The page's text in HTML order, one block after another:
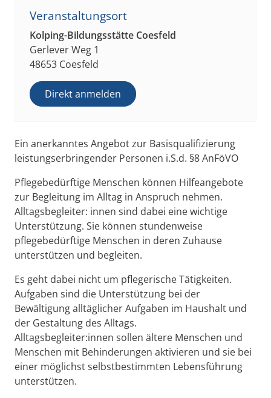
Veranstaltungsort
Kolping-Bildungsstätte Coesfeld
Gerlever Weg 1
48653 Coesfeld
Direkt anmelden
Ein anerkanntes Angebot zur Basisqualifizierung
leistungserbringender Personen i.S.d. §8 AnFöVO
Pflegebedürftige Menschen können Hilfeangebote
zur Begleitung im Alltag in Anspruch nehmen.
Alltagsbegleiter: innen sind dabei eine wichtige
Unterstützung. Sie können stundenweise
pflegebedürftige Menschen in deren Zuhause
unterstützen und begleiten.
Es geht dabei nicht um pflegerische Tätigkeiten.
Aufgaben sind die Unterstützung bei der
Bewältigung alltäglicher Aufgaben im Haushalt und
der Gestaltung des Alltags.
Alltagsbegleiter:innen sollen ältere Menschen und
Menschen mit Behinderungen aktivieren und sie bei
einer möglichst selbstbestimmten Lebensführung
unterstützen.